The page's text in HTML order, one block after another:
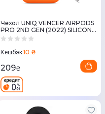
Чехол UNIQ VENCER AIRPODS
PRO 2ND GEN (2022) SILICONE
HANG CASE ORANGE
Кешбэк10 ₴
209₴